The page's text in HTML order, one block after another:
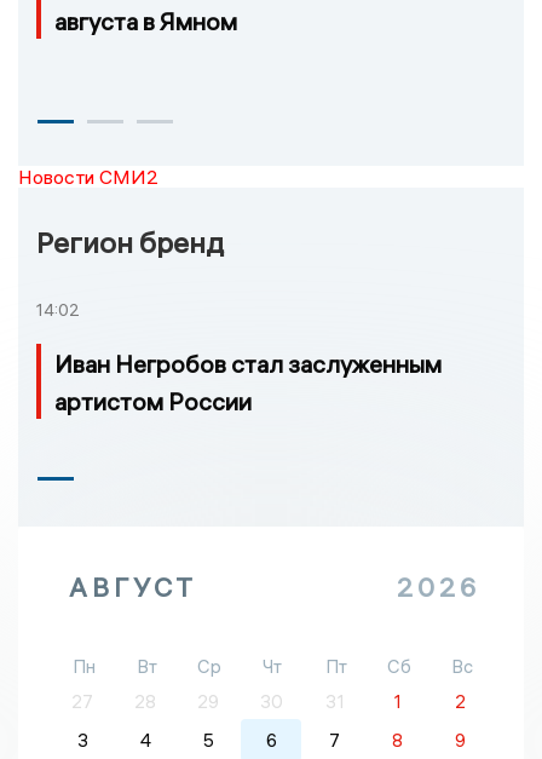
августа в Ямном
Новости СМИ2
Регион бренд
14:02
Иван Негробов стал заслуженным
артистом России
АВГУСТ 2026
Пн Вт Ср Чт Пт Сб
Вс
27
28 29 30 31 1
2
3
4 5 6 7 8 9